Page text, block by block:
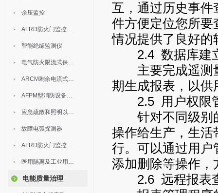
余压监控
AFRD防火门监控模块
智能绝缘监测仪
电气防火限流式保护器
ARCM剩余电流式电气火灾监控装置
AFPM型消防设备电源监控系统
应急疏散和照明以及灯具
故障电弧探测器
AFRD防火门监控系统
医用隔离及工业用电绝缘检测
电能质量治理
互，通过历史事
件方便定位您所
情况提供了良好的
2.4 数据库建
主要完成遥测量
期生成报表，以供
2.5 用户权限
针对不同级别的
操作给生产，生
行。可以通过用
添加删除等操作
2.6 远程报表